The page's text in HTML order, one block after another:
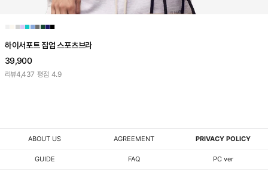
■■■■■■■■
하이서포트 집업 스포츠브라
39,900
리뷰4,437 평점 4.9
ABOUT US AGREEMENT PRIVACY POLICY
GUIDE FAQ PC ver